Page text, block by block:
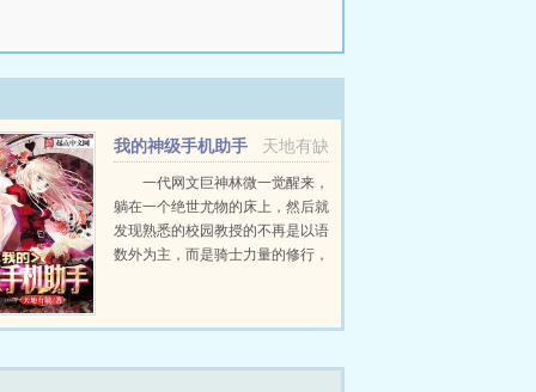
天地有缺
我的神级手机助手
一代网文巨神林微一觉醒来，
躺在一个绝世尤物的床上，然后就
发现熟悉的校园教授的不再是以语
数外为主，而是骑士力量的修行，
各种各样的古老龙脉，一步步化身